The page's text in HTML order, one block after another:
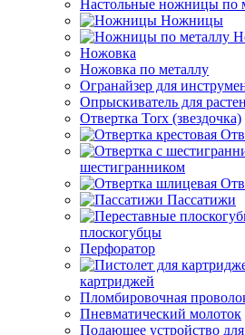
Настольные ножницы по
Ножницы
Ножовка
Ножовка по металлу
Огранайзер для
Опрыскиватель для
Отвертка Torx (звездочка)
шестигранником
Пассатижи
плоскогубцы
Перфоратор
картриджей
Пломбировочная
Пневматический молоток
Подающее устройство